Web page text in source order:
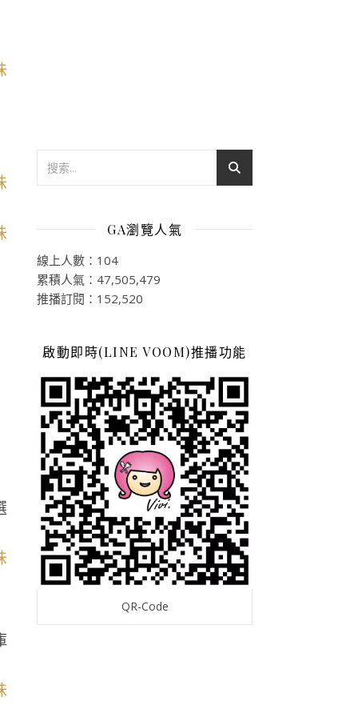
GA瀏覽人氣
線上人數：104
累積人氣：47,505,479
推播訂閱：152,520
啟動即時(LINE VOOM)推播功能
QR-Code